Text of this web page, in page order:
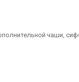
чаши,